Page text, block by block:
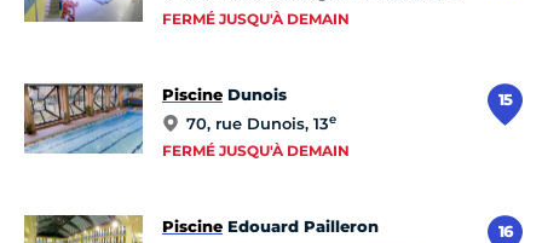
FERMÉ JUSQU'À DEMAIN
15
Piscine Dunois
70, rue Dunois, 13e
FERMÉ JUSQU'À DEMAIN
16
Piscine Edouard Pailleron